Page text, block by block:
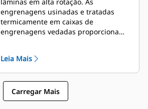
lâminas em alta rotação. As
engrenagens usinadas e tratadas
termicamente em caixas de
engrenagens vedadas proporcionam
os suportes de lâminas.
Leia Mais
Carregar Mais